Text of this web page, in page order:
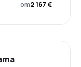
от2 167 €